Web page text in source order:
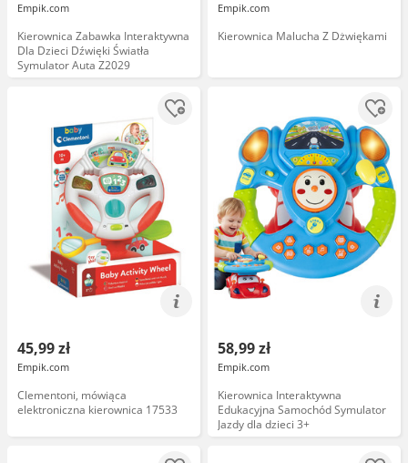
Empik.com
Kierownica Zabawka Interaktywna
Dla Dzieci Dźwięki Światła
Symulator Auta Z2029
Empik.com
Kierownica Malucha Z Dżwiękami
45,99 zł
Empik.com
Clementoni, mówiąca
elektroniczna kierownica 17533
58,99 zł
Empik.com
Kierownica Interaktywna
Edukacyjna Samochód Symulator
Jazdy dla dzieci 3+